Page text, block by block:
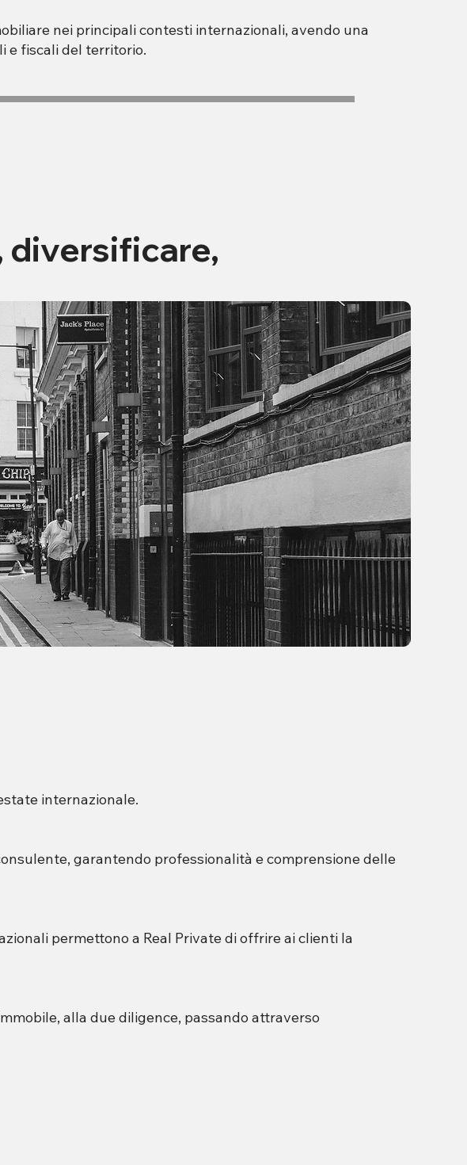
diversificare,
nei principali contesti internazionali, avendo una
e fiscali del territorio.
internazionale.
garantendo professionalità e comprensione delle
permettono a Real Private di offrire ai clienti la
alla due diligence, passando attraverso